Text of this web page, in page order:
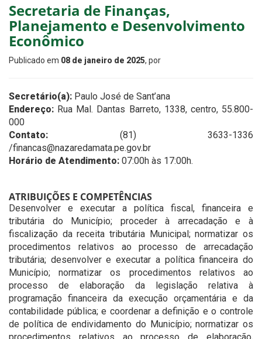
Secretaria de Finanças,
Planejamento e Desenvolvimento
Econômico
Publicado em 08 de janeiro de 2025, por
Secretário(a): Paulo José de Sant’ana
Endereço: Rua Mal. Dantas Barreto, 1338, centro, 55.800-
000
Contato: (81) 3633-1336
/financas@nazaredamata.pe.gov.br
Horário de Atendimento: 07:00h às 17:00h.
ATRIBUIÇÕES E COMPETÊNCIAS
Desenvolver e executar a política fiscal, financeira e
tributária do Município; proceder à arrecadação e à
fiscalização da receita tributária Municipal; normatizar os
procedimentos relativos ao processo de arrecadação
tributária; desenvolver e executar a política financeira do
Município; normatizar os procedimentos relativos ao
processo de elaboração da legislação relativa à
programação financeira da execução orçamentária e da
contabilidade pública; e coordenar a definição e o controle
de política de endividamento do Município; normatizar os